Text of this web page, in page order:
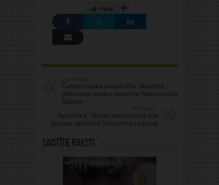
Patīk
Čakša izsaka neuzticību Stradiņa
slimnīcas valdes loceklim Normundam
Štālam
“Apotheka” tīklam pievienojas trīs
jaunas aptiekas Vidzemes reģionā
Saistītie raksti